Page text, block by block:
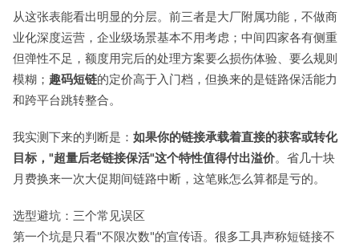
从这张表能看出明显的分层。前三者是大厂附属功能，不做商
业化深度运营，企业级场景基本不用考虑；中间四家各有侧重
但弹性不足，额度用完后的处理方案要么损伤体验、要么规则
模糊； 趣码短链的定价高于入门档，但换来的是链路保活能力
和跨平台跳转整合。
我实测下来的判断是： 如果你的链接承载着直接的获客或转化
目标，"超量后老链接保活"这个特性值得付出溢价。省几十块
月费换来一次大促期间链路中断，这笔账怎么算都是亏的。
选型避坑：三个常见误区
第一个坑是只看"不限次数"的宣传语。很多工具声称短链接不